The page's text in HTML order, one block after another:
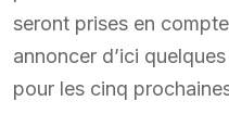
seront prises en
annoncer d’ici
pour les cinq